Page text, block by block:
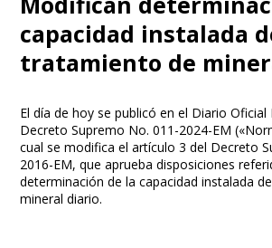
capacidad instalada
tratamiento de
El día de hoy se publicó en el Diario Oficial
Decreto Supremo No. 011-2024-EM
cual se modifica el artículo 3 del Decreto
2016-EM, que aprueba disposiciones
determinación de la capacidad instalada
mineral diario.